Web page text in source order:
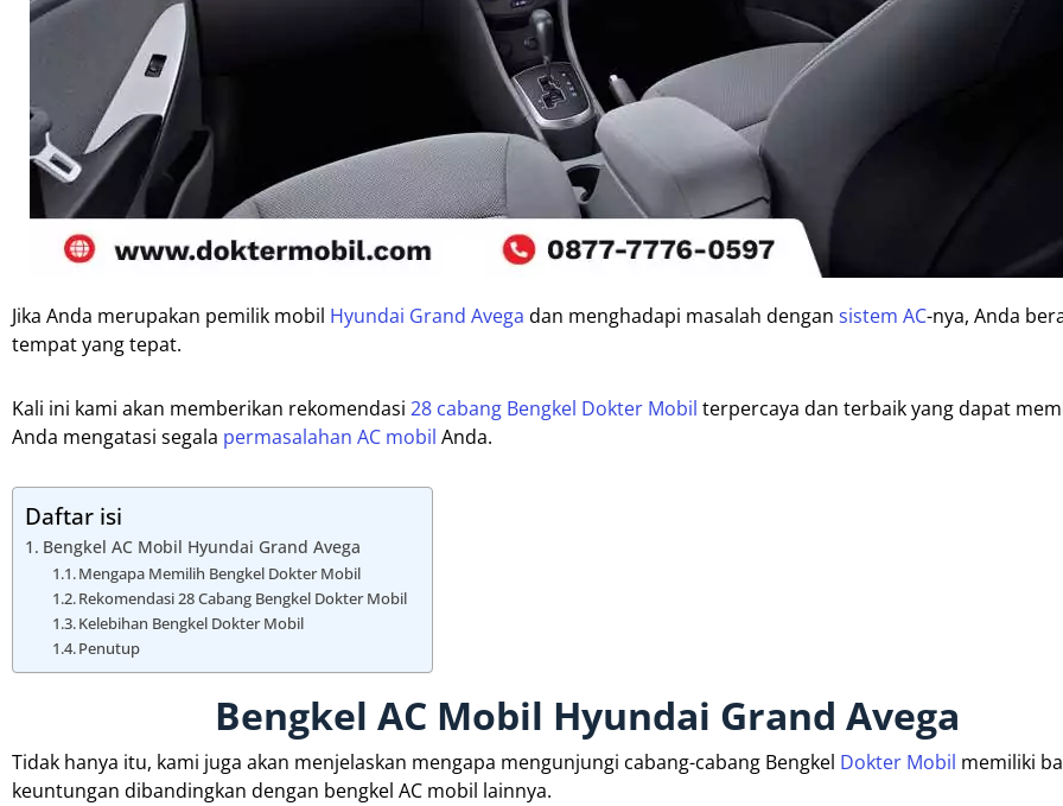
Jika Anda merupakan pemilik mobil Hyundai Grand Avega dan menghadapi masalah dengan sistem AC-nya, Anda
tempat yang tepat.
Kali ini kami akan memberikan rekomendasi 28 cabang Bengkel Dokter Mobil terpercaya dan terbaik yang dapat
Anda mengatasi segala permasalahan AC mobil Anda.
Daftar isi
Bengkel AC Mobil Hyundai Grand Avega
Mengapa Memilih Bengkel Dokter Mobil
Rekomendasi 28 Cabang Bengkel Dokter Mobil
Kelebihan Bengkel Dokter Mobil
Penutup
Bengkel AC Mobil Hyundai Grand Avega
Tidak hanya itu, kami juga akan menjelaskan mengapa mengunjungi cabang-cabang Bengkel Dokter Mobil memiliki
keuntungan dibandingkan dengan bengkel AC mobil lainnya.